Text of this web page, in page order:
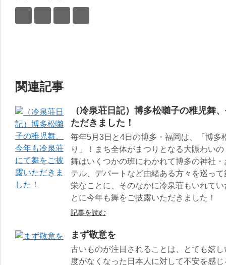
関連記事
（冷泉荘日記）博多松囃子の稚児舞
ただきました！
毎年5月3日と4日の博多・福岡は、「博多
り」！まち全体がまつりとなる大賑わい
舞はいくつかの班にわかれて博多の神社
テル、デパートなど由緒ある方々を巡っ
栄なことに、そのなかに冷泉荘もいれて
とに今年も舞をご披露いただきました！
記事を読む
まず敬意を
古いものが注目されることは、とても嬉
度がなくなった日本人に対して不安を感